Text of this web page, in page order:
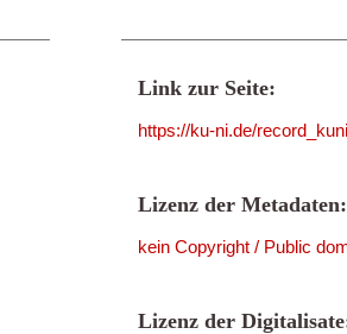
Link zur Seite:
https://ku-ni.de/
Lizenz der Metadaten:
kein Copyright / Public
Lizenz der